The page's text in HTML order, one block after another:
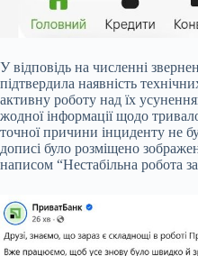
У відповідь на численні
підтвердила наявність
активну роботу над їх
жодної інформації щодо
точної причини інциденту не
дописі було розміщено
написом “Нестабільна робота